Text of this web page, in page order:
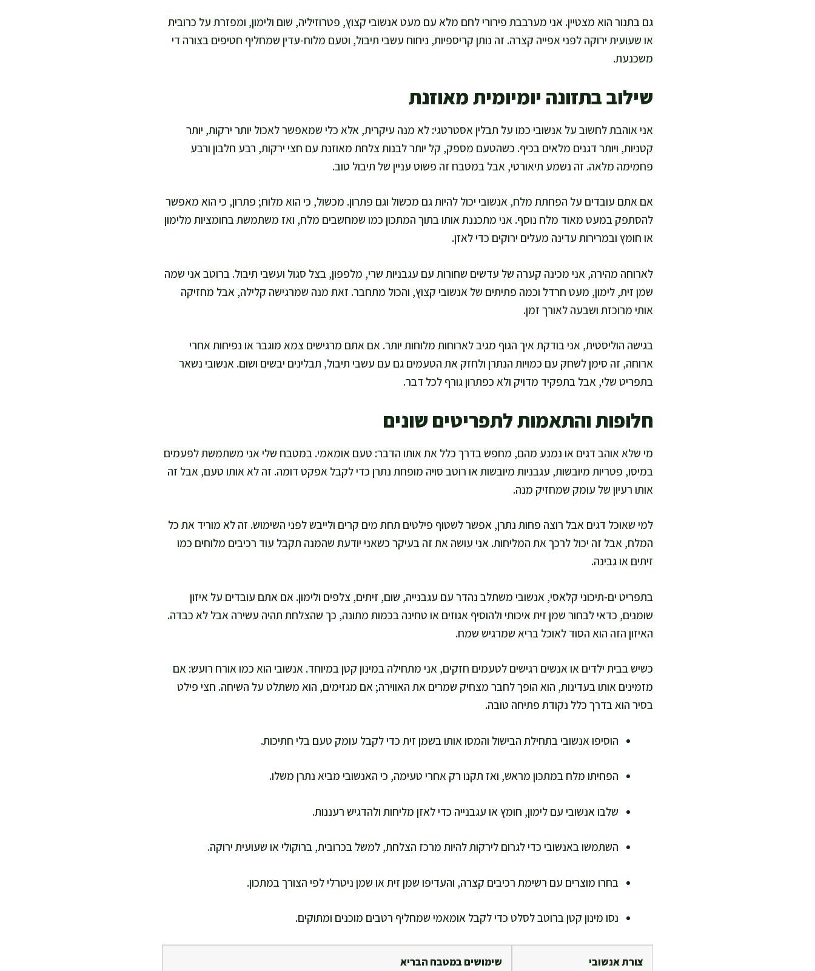
גם בתנור הוא מצטיין. אני מערבבת פירורי לחם מלא עם מעט אנשובי קצוץ, פטרוזיליה, שום ולימון, ומפזרת על כרובית
או שעועית ירוקה לפני אפייה קצרה. זה נותן קריספיות, ניחוח עשבי תיבול, וטעם מלוח-עדין שמחליף חטיפים בצורה די
משכנעת.
שילוב בתזונה יומיומית מאוזנת
אני אוהבת לחשוב על אנשובי כמו על תבלין אסטרטגי: לא מנה עיקרית, אלא כלי שמאפשר לאכול יותר ירקות, יותר
קטניות, ויותר דגנים מלאים בכיף. כשהטעם מספק, קל יותר לבנות צלחת מאוזנת עם חצי ירקות, רבע חלבון ורבע
פחמימה מלאה. זה נשמע תיאורטי, אבל במטבח זה פשוט עניין של תיבול טוב.
אם אתם עובדים על הפחתת מלח, אנשובי יכול להיות גם מכשול וגם פתרון. מכשול, כי הוא מלוח; פתרון, כי הוא מאפשר
להסתפק במעט מאוד מלח נוסף. אני מתכננת אותו בתוך המתכון כמו שמחשבים מלח, ואז משתמשת בחומציות מלימון
או חומץ ובמרירות עדינה מעלים ירוקים כדי לאזן.
לארוחה מהירה, אני מכינה קערה של עדשים שחורות עם עגבניות שרי, מלפפון, בצל סגול ועשבי תיבול. ברוטב אני שמה
שמן זית, לימון, מעט חרדל וכמה פתיתים של אנשובי קצוץ, והכול מתחבר. זאת מנה שמרגישה קלילה, אבל מחזיקה
אותי מרוכזת ושבעה לאורך זמן.
בגישה הוליסטית, אני בודקת איך הגוף מגיב לארוחות מלוחות יותר. אם אתם מרגישים צמא מוגבר או נפיחות אחרי
ארוחה, זה סימן לשחק עם כמויות הנתרן ולחזק את הטעמים גם עם עשבי תיבול, תבלינים יבשים ושום. אנשובי נשאר
בתפריט שלי, אבל בתפקיד מדויק ולא כפתרון גורף לכל דבר.
חלופות והתאמות לתפריטים שונים
מי שלא אוהב דגים או נמנע מהם, מחפש בדרך כלל את אותו הדבר: טעם אומאמי. במטבח שלי אני משתמשת לפעמים
במיסו, פטריות מיובשות, עגבניות מיובשות או רוטב סויה מופחת נתרן כדי לקבל אפקט דומה. זה לא אותו טעם, אבל זה
אותו רעיון של עומק שמחזיק מנה.
למי שאוכל דגים אבל רוצה פחות נתרן, אפשר לשטוף פילטים תחת מים קרים ולייבש לפני השימוש. זה לא מוריד את כל
המלח, אבל זה יכול לרכך את המליחות. אני עושה את זה בעיקר כשאני יודעת שהמנה תקבל עוד רכיבים מלוחים כמו
זיתים או גבינה.
בתפריט ים-תיכוני קלאסי, אנשובי משתלב נהדר עם עגבנייה, שום, זיתים, צלפים ולימון. אם אתם עובדים על איזון
שומנים, כדאי לבחור שמן זית איכותי ולהוסיף אגוזים או טחינה בכמות מתונה, כך שהצלחת תהיה עשירה אבל לא כבדה.
האיזון הזה הוא הסוד לאוכל בריא שמרגיש שמח.
כשיש בבית ילדים או אנשים רגישים לטעמים חזקים, אני מתחילה במינון קטן במיוחד. אנשובי הוא כמו אורח רועש: אם
מזמינים אותו בעדינות, הוא הופך לחבר מצחיק שמרים את האווירה; אם מגזימים, הוא משתלט על השיחה. חצי פילט
בסיר הוא בדרך כלל נקודת פתיחה טובה.
הוסיפו אנשובי בתחילת הבישול והמסו אותו בשמן זית כדי לקבל עומק טעם בלי חתיכות.
הפחיתו מלח במתכון מראש, ואז תקנו רק אחרי טעימה, כי האנשובי מביא נתרן משלו.
שלבו אנשובי עם לימון, חומץ או עגבנייה כדי לאזן מליחות ולהדגיש רעננות.
השתמשו באנשובי כדי לגרום לירקות להיות מרכז הצלחת, למשל בכרובית, ברוקולי או שעועית ירוקה.
בחרו מוצרים עם רשימת רכיבים קצרה, והעדיפו שמן זית או שמן ניטרלי לפי הצורך במתכון.
נסו מינון קטן ברוטב לסלט כדי לקבל אומאמי שמחליף רטבים מוכנים ומתוקים.
צורת אנשובי שימושים במטבח הבריא